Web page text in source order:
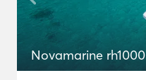
Novamarine rh1000